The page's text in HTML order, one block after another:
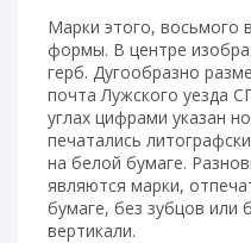
Марки этого, восьмого
формы. В центре
герб. Дугообразно
почта Лужского уезда
углах цифрами указан
печатались
на белой бумаге.
являются марки,
бумаге, без зубцов или
вертикали.